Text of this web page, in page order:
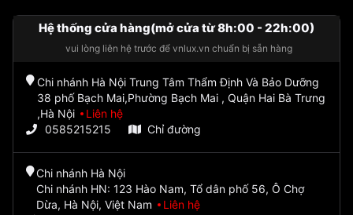
Hệ thống cửa hàng(mở cửa từ 8h:00 - 22h:00)
vui lòng liên hệ trước để vnlux.vn chuẩn bị sẵn hàng
Chi nhánh Hà Nội Trung Tâm Thẩm Định Và Bảo Dưỡng
38 phố Bạch Mai,Phường Bạch Mai , Quận Hai Bà Trưng
,Hà Nội
Liên hệ
0585215215
Chỉ đường
Chi nhánh Hà Nội
Chi nhánh HN: 123 Hào Nam, Tổ dân phố 56, Ô Chợ
Dừa, Hà Nội, Việt Nam
Liên hệ